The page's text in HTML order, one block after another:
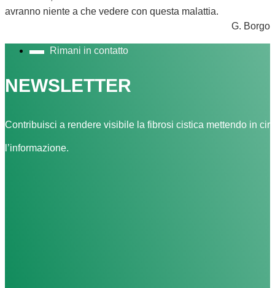
avranno niente a che vedere con questa malattia.
G. Borgo
Rimani in contatto
NEWSLETTER
Contribuisci a rendere visibile la fibrosi cistica mettendo in
l’informazione.